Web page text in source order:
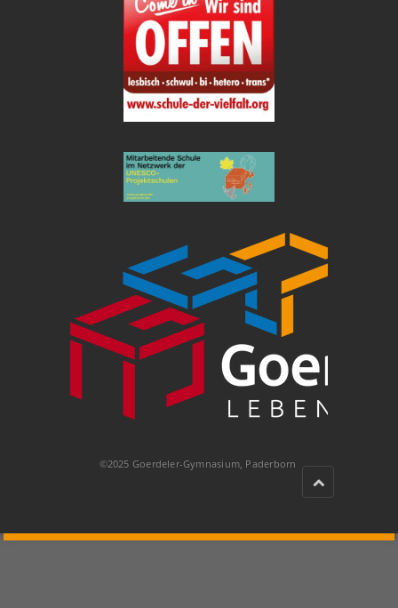
©2025 Goerdeler-Gymnasium, Paderborn